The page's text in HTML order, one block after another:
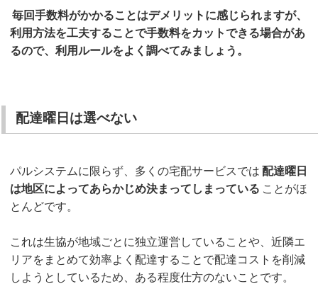
毎回手数料がかかることはデメリットに感じられますが、
利用方法を工夫することで手数料をカットできる場合があ
るので、利用ルールをよく調べてみましょう。
配達曜日は選べない
パルシステムに限らず、多くの宅配サービスでは 配達曜日
は地区によってあらかじめ決まってしまっている ことがほ
とんどです。
これは生協が地域ごとに独立運営していることや、近隣エ
リアをまとめて効率よく配達することで配達コストを削減
しようとしているため、ある程度仕方のないことです。